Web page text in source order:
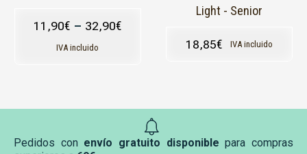
11,90€ – 32,90€
IVA incluido
página
Light - Senior
18,85€ IVA incluido
producto
Pedidos con envío gratuito disponible para compras